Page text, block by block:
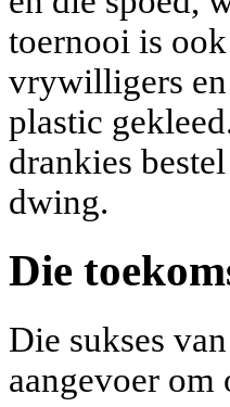
toernooi is
vrywilligers
plastic
drankies
dwing.
Die
Die sukses
aangevoer